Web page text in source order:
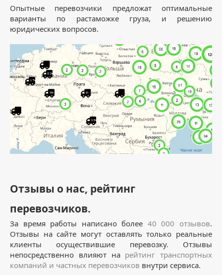
Опытные перевозчики предложат оптимальные
варианты по растаможке груза, и решению
юридических вопросов.
Отзывы о нас, рейтинг
перевозчиков.
За время работы написано более 40 000 отзывов.
Отзывы на сайте могут оставлять только реальные
клиенты осуществившие перевозку. Отзывы
непосредственно влияют на рейтинг транспортных
компаний и частных перевозчиков внутри сервиса.